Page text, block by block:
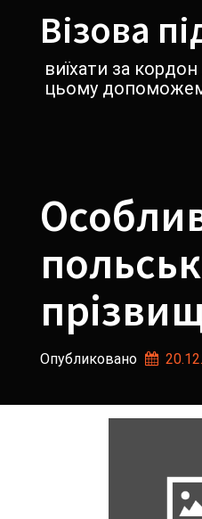
содержимомуВізова
виїхати за
цьому
Опубликовано